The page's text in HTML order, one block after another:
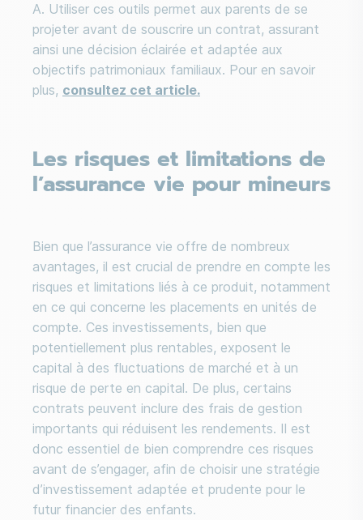
A. Utiliser ces outils permet aux parents de se
projeter avant de souscrire un contrat, assurant
ainsi une décision éclairée et adaptée aux
objectifs patrimoniaux familiaux. Pour en savoir
plus, consultez cet article.
Les risques et limitations de
l’assurance vie pour mineurs
Bien que l’assurance vie offre de nombreux
avantages, il est crucial de prendre en compte les
risques et limitations liés à ce produit, notamment
en ce qui concerne les placements en unités de
compte. Ces investissements, bien que
potentiellement plus rentables, exposent le
capital à des fluctuations de marché et à un
risque de perte en capital. De plus, certains
contrats peuvent inclure des frais de gestion
importants qui réduisent les rendements. Il est
donc essentiel de bien comprendre ces risques
avant de s’engager, afin de choisir une stratégie
d’investissement adaptée et prudente pour le
futur financier des enfants.